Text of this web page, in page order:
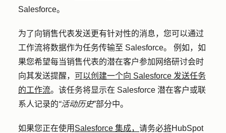
Salesforce。
为了向销售代表发送更有针对性的消息，您可以通过
工作流将数据作为任务传输至 Salesforce。 例如，如
果您希望每当销售代表的潜在客户参加网络研讨会时
向其发送提醒， 可以创建一个向 Salesforce 发送任务
的工作流。该任务将显示在 Salesforce 潜在客户或联
系人记录的“活动历史”部分中。
如果您正在使用 Salesforce 集成， 请务必将HubSpot